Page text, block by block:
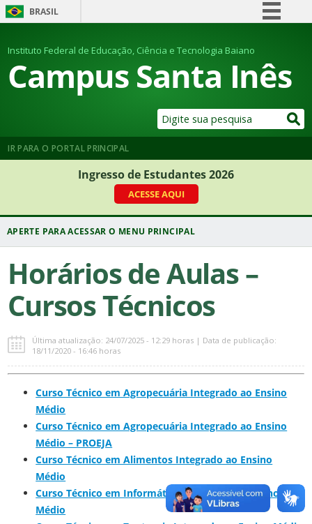
BRASIL
Comunica BR
Participe
Legislação
Instituto Federal de Educação, Ciência e Tecnologia Baiano
Campus Santa Inês
IR PARA O PORTAL PRINCIPAL
Ingresso de Estudantes 2026
ACESSE AQUI
Horários de Aulas –
Cursos Técnicos
Última atualização: 24/07/2025 - 12:29 horas | Data de publicação:
18/11/2020 - 16:46 horas
Curso Técnico em Agropecuária Integrado ao Ensino
Médio
Curso Técnico em Agropecuária Integrado ao Ensino
Médio – PROEJA
Curso Técnico em Alimentos Integrado ao Ensino
Médio
Curso Técnico em Informática Integrado ao Ensino
Médio